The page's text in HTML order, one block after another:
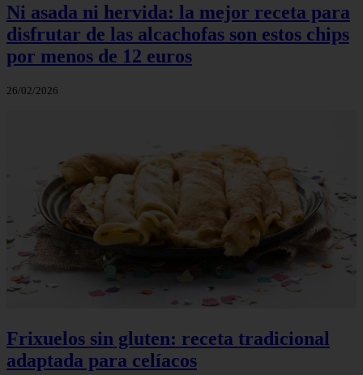
Ni asada ni hervida: la mejor receta para
disfrutar de las alcachofas son estos chips
por menos de 12 euros
26/02/2026
Frixuelos sin gluten: receta tradicional
adaptada para celíacos